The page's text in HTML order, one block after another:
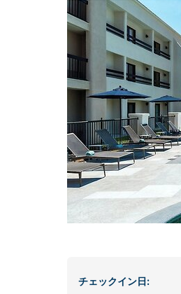
チェックイン日: